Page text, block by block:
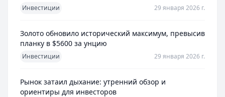
Инвестиции 29 января 2026 г.
Золото обновило исторический максимум, превысив
планку в $5600 за унцию
Инвестиции 29 января 2026 г.
Рынок затаил дыхание: утренний обзор и
ориентиры для инвесторов